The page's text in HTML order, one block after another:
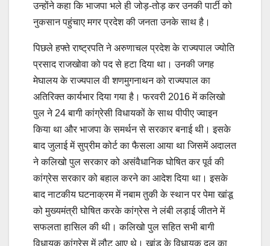
उन्होंने कहा कि भाजपा भले ही जोड़-तोड़ कर उनकी पार्टी को
नुकसान पहुंचाए मगर प्रदेश की जनता उनके साथ है।
पिछले हफ्ते राष्ट्रपति ने अरुणाचल प्रदेश के राज्यपाल ज्योति
प्रसाद राजखोवा को पद से हटा दिया था। उनकी जगह
मेघालय के राज्यपाल वी शणमुगनाथन को राज्यपाल का
अतिरिक्त कार्यभार दिया गया है। फरवरी 2016 में कलिखो
पुल ने 24 बागी कांग्रेसी विधायकों के साथ पीपीए ज्वाइन
किया था और भाजपा के समर्थन से सरकार बनाई थी। इसके
बाद जुलाई में सुप्रीम कोर्ट का फैसला आया था जिसमें अदालत
ने कलिखो पुल सरकार को असंवैधानिक घोषित कर पूर्व की
कांग्रेस सरकार को बहाल करने का आदेश दिया था। इसके
बाद नाटकीय घटनाक्रम में नबाम तुकी के स्थान पर पेमा खांडू
को मुख्यमंत्री घोषित करके कांग्रेस ने लंबी लड़ाई जीतने में
सफलता हासिल की थी। कलिखो पुल सहित सभी बागी
विधायक कांग्रेस में लौट आए थे। खांडू के विधायक दल का